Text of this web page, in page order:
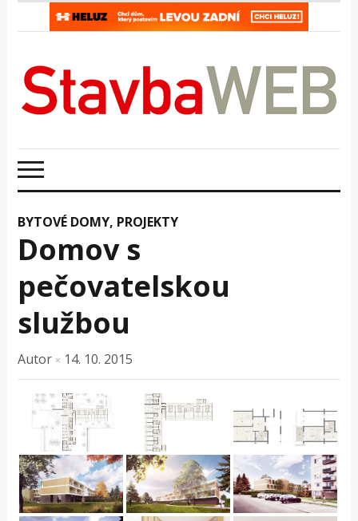
BYTOVÉ DOMY, PROJEKTY
Domov s
pečovatelskou
službou
Autor × 14. 10. 2015